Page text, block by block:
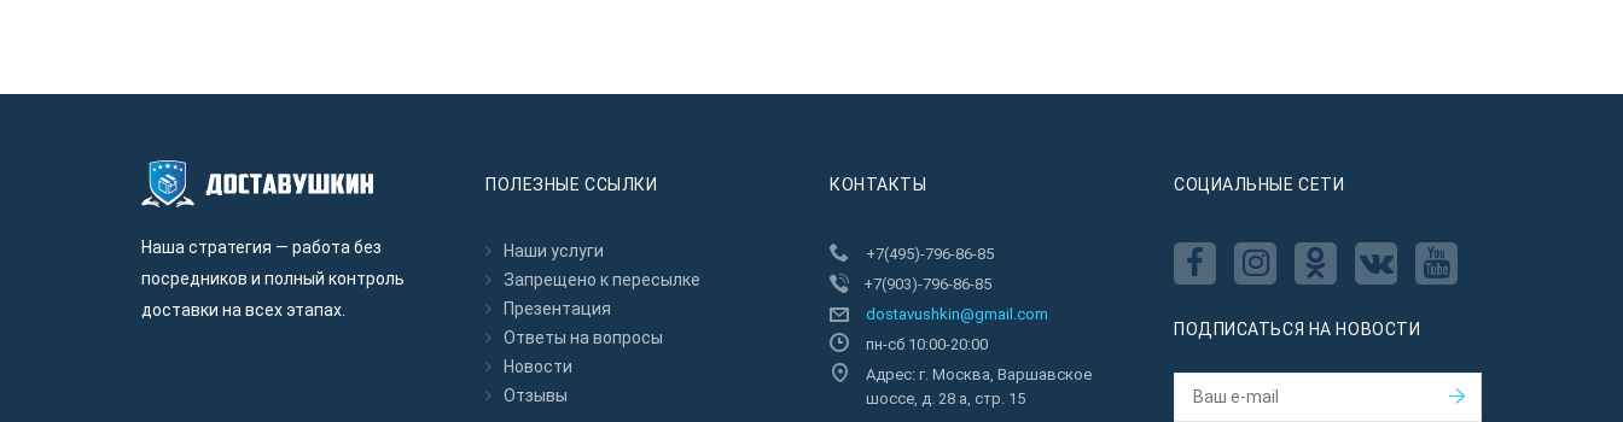
Наша стратегия — работа без
посредников и полный контроль
доставки на всех этапах.
ПОЛЕЗНЫЕ ССЫЛКИ
Наши услуги
Запрещено к пересылкe
Презентация
Ответы на вопросы
Новости
Отзывы
КОНТАКТЫ
+7(495)-796-86-85
+7(903)-796-86-85
dostavushkin@gmail.com
пн-сб 10:00-20:00
Адрес: г. Москва, Варшавское
шоссе, д. 28 а, стр. 15
CОЦИАЛЬНЫЕ СЕТИ
ПОДПИСАТЬСЯ НА НОВОСТИ